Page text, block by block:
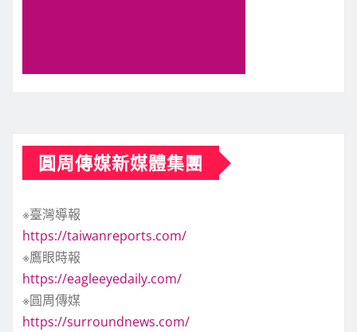
圓周傳媒新媒體集團
※臺灣導報
https://taiwanreports.com/
※鷹眼時報
https://eagleeyedaily.com/
※圓周傳媒
https://surroundnews.com/